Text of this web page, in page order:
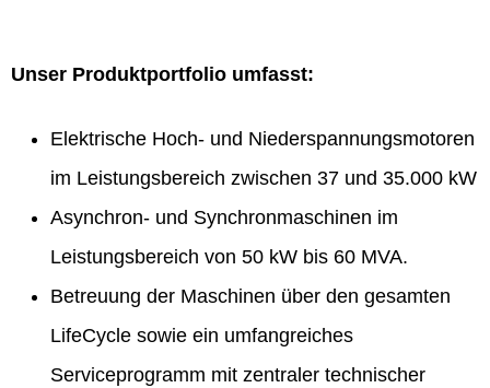
Unser Produktportfolio umfasst:
Elektrische Hoch- und Niederspannungsmotoren
im Leistungsbereich zwischen 37 und 35.000 kW
Asynchron- und Synchronmaschinen im
Leistungsbereich von 50 kW bis 60 MVA.
Betreuung der Maschinen über den gesamten
LifeCycle sowie ein umfangreiches
Serviceprogramm mit zentraler technischer